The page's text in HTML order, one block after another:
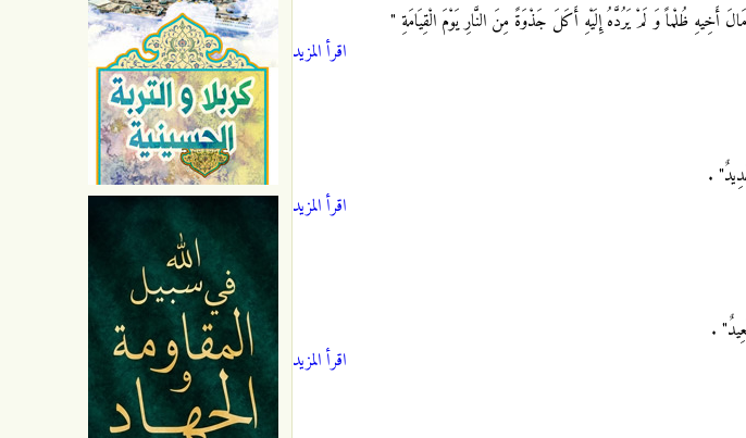
ظُلْماً وَ لَمْ يَرُدَّهُ إِلَيْهِ أَكَلَ جَذْوَةً مِنَ النَّارِ يَوْمَ الْقِيَامَةِ "
اقرأ المزيد
.
اقرأ المزيد
.
اقرأ المزيد